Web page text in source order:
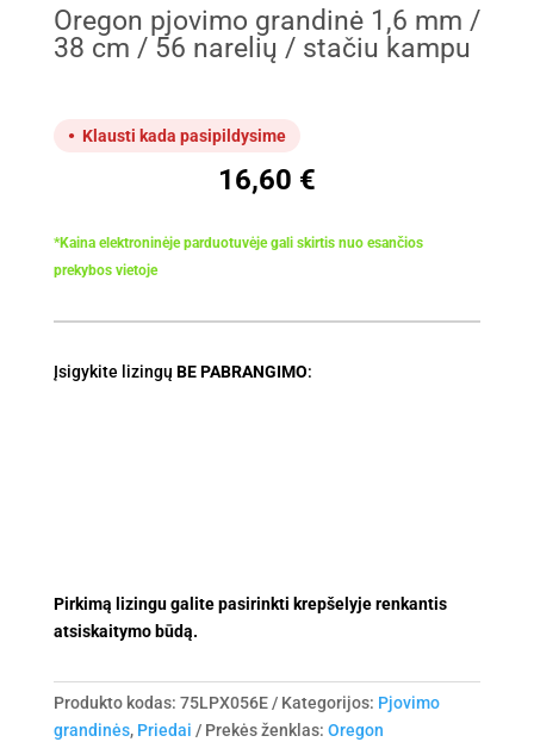
Oregon pjovimo grandinė 1,6 mm /
38 cm / 56 narelių / stačiu kampu
Klausti kada pasipildysime
16,60 €
*Kaina elektroninėje parduotuvėje gali skirtis nuo esančios
prekybos vietoje
Įsigykite lizingų BE PABRANGIMO:
Pirkimą lizingu galite pasirinkti krepšelyje renkantis
atsiskaitymo būdą.
Produkto kodas: 75LPX056E Kategorijos: Pjovimo
grandinės, Priedai Prekės ženklas: Oregon